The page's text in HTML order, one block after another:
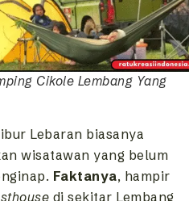
Cikole Lembang Yang
Lebaran biasanya
wisatawan yang belum
Faktanya, hampir
di sekitar Lembang